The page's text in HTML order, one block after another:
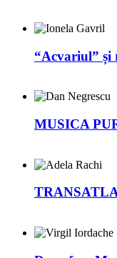
“Acvariul” și
MUSICA